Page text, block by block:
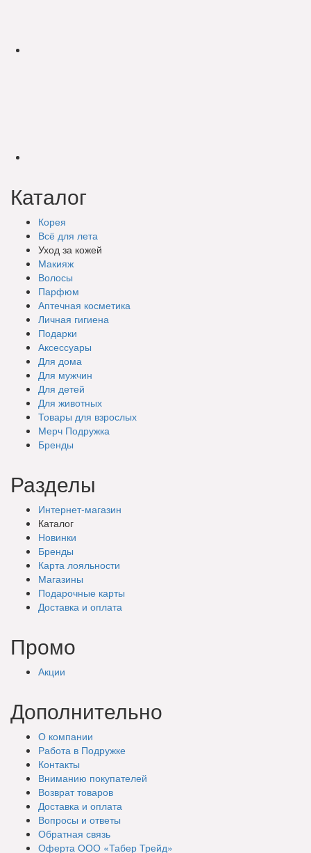
Каталог
Корея
Всё для лета
Уход за кожей
Макияж
Волосы
Парфюм
Аптечная косметика
Личная гигиена
Подарки
Аксессуары
Для дома
Для мужчин
Для детей
Для животных
Товары для взрослых
Мерч Подружка
Бренды
Разделы
Интернет-магазин
Каталог
Новинки
Бренды
Карта лояльности
Магазины
Подарочные карты
Доставка и оплата
Промо
Акции
Дополнительно
О компании
Работа в Подружке
Контакты
Вниманию покупателей
Возврат товаров
Доставка и оплата
Вопросы и ответы
Обратная связь
Оферта ООО «Табер Трейд»